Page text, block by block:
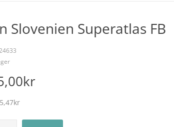
Slovenien Superatlas FB